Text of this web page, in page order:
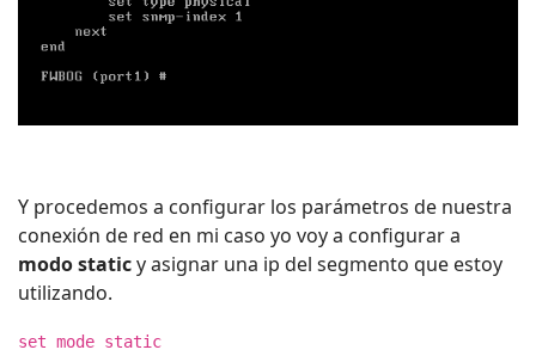
Y procedemos a configurar los parámetros de nuestra
conexión de red en mi caso yo voy a configurar a
modo staticy asignar una ip del segmento que estoy
utilizando.
set mode static